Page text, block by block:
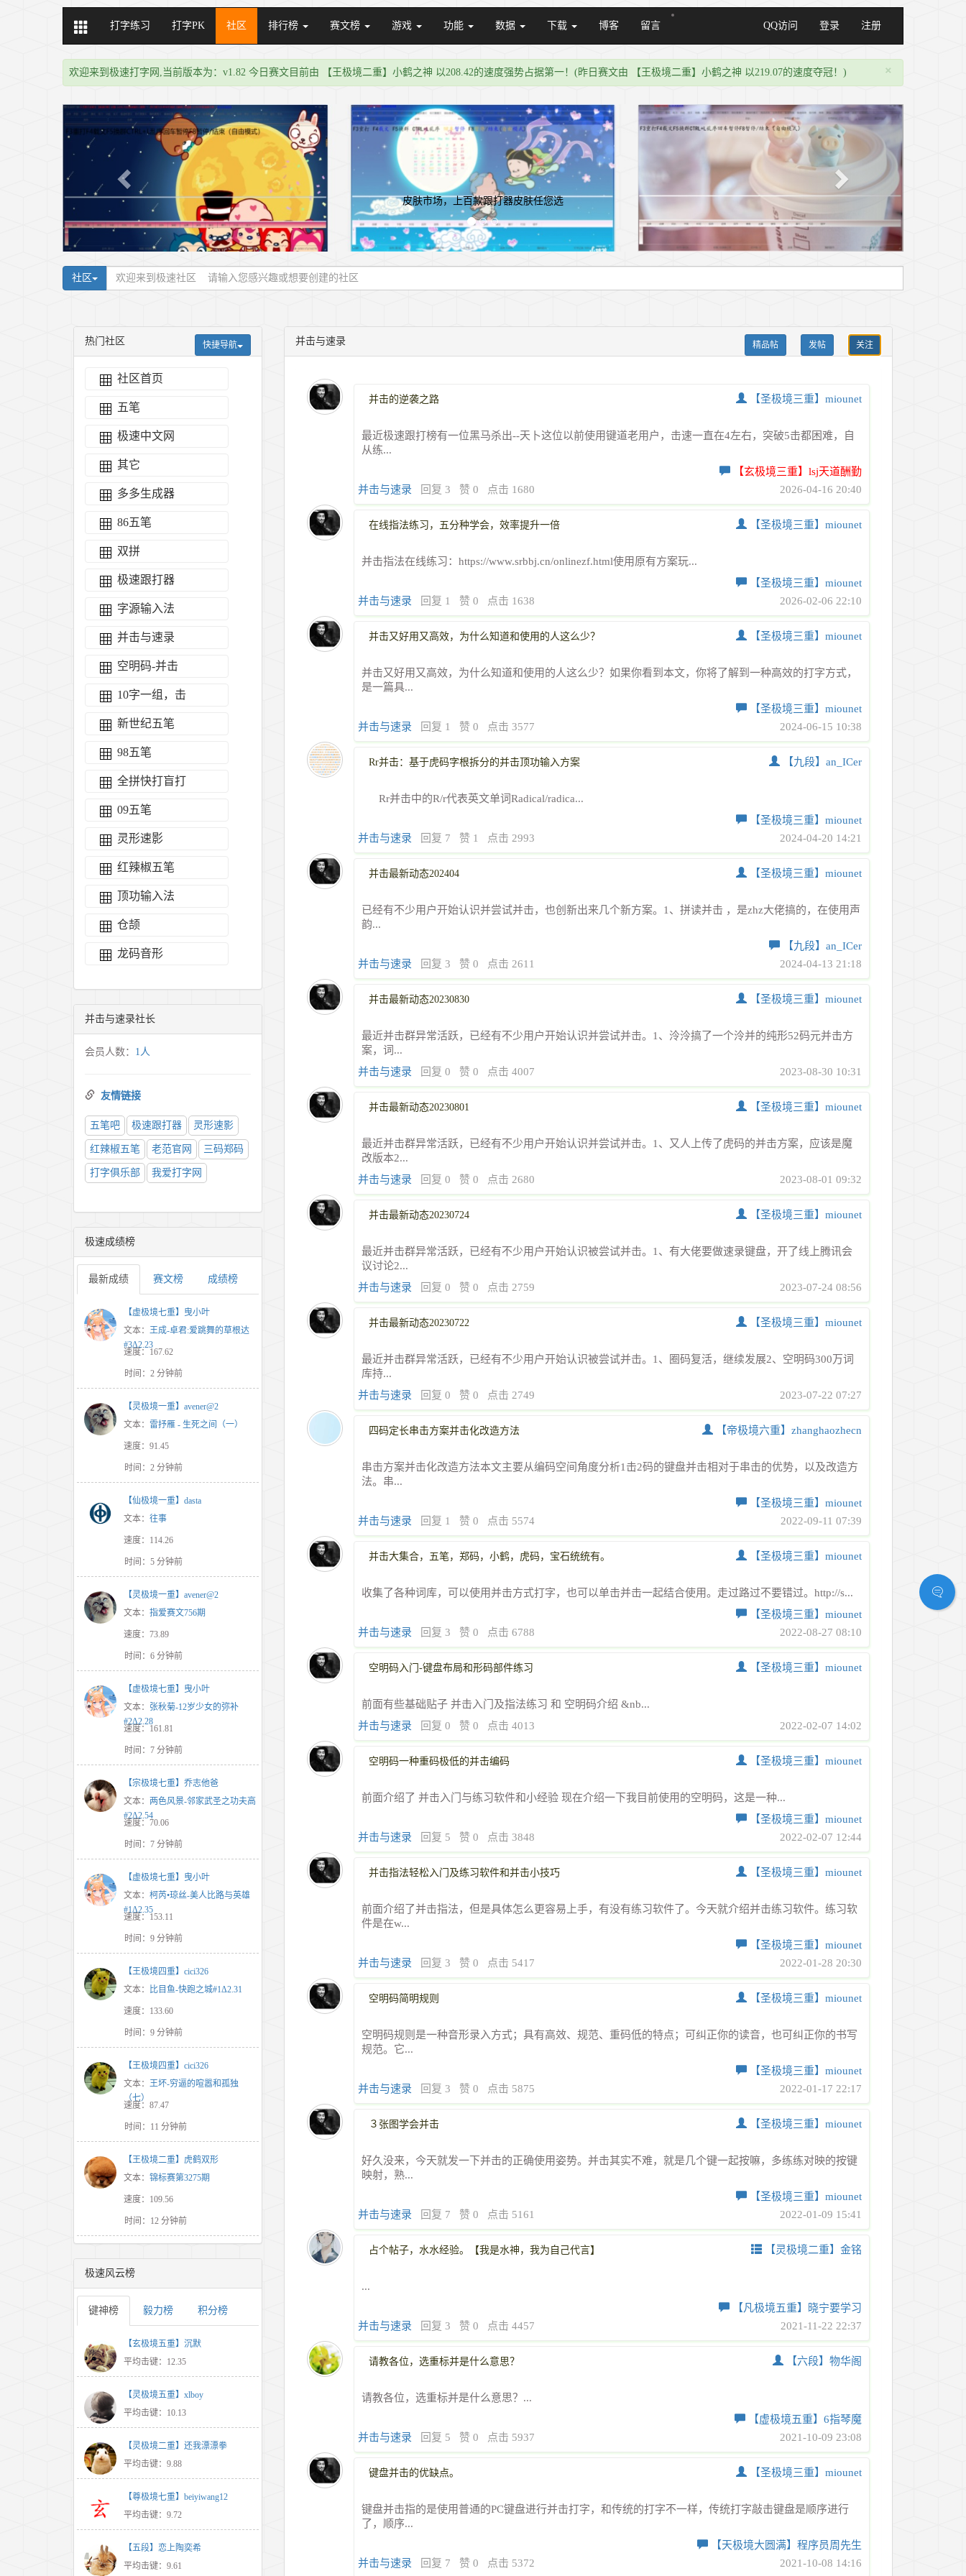
打字练习 打字PK 社区 排行榜 赛文榜 游戏 功能 数据 下载 博客 留言 注册
登录
QQ访问
×
欢迎来到极速打字网,当前版本为：v1.82 今日赛文目前由 【王极境二重】小鹤之神 以208.42的速度强势占据第一！(昨日赛文由 【王极境二重】小鹤之神 以219.07的速度夺冠！)
皮肤市场，上百款跟打器皮肤任您选
社区
热门社区 快捷导航
社区首页
五笔
极速中文网
其它
多多生成器
86五笔
双拼
极速跟打器
字源输入法
并击与速录
空明码-并击
10字一组，击
新世纪五笔
98五笔
全拼快打盲打
09五笔
灵形速影
红辣椒五笔
顶功输入法
仓颉
龙码音形
并击与速录社长
会员人数： 1人
友情链接
五笔吧 极速跟打器 灵形速影
红辣椒五笔 老范官网 三码郑码
打字俱乐部 我爱打字网
极速成绩榜
最新成绩 赛文榜 成绩榜
【虚极境七重】曳小叶
文本： 王成-卓君:爱跳舞的草根达
#3Δ2.23
速度：167.62
时间：2 分钟前
【灵极境一重】avener@2
文本： 雷抒雁 - 生死之间（一）
速度：91.45
时间：2 分钟前
【仙极境一重】dasta
文本： 往事
速度：114.26
时间：5 分钟前
【灵极境一重】avener@2
文本： 指爱赛文756期
速度：73.89
时间：6 分钟前
【虚极境七重】曳小叶
文本： 张秋菊-12岁少女的弥补
#2Δ2.28
速度：161.81
时间：7 分钟前
【宗极境七重】乔志他爸
文本： 两色风景-邻家武圣之功夫高
#2Δ2.54
速度：70.06
时间：7 分钟前
【虚极境七重】曳小叶
文本： 柯芮•琼丝-美人比路与英雄
#1Δ2.35
速度：153.11
时间：9 分钟前
【王极境四重】cici326
文本：
比目鱼-快跑之城#1Δ2.31
速度：133.60
时间：9 分钟前
【王极境四重】cici326
文本： 王坏-穷逼的喧嚣和孤独
（七）
速度：87.47
时间：11 分钟前
【王极境二重】虎鹤双形
文本： 锦标赛第3275期
速度：109.56
时间：12 分钟前
极速风云榜
键神榜 毅力榜 积分榜
【玄极境五重】沉默
平均击键：12.35
【灵极境五重】xlboy
平均击键：10.13
【灵极境二重】还我漂漂拳
平均击键：9.88
【尊极境七重】beiyiwang12
平均击键：9.72
【五段】恋上陶奕希
平均击键：9.61
并击与速录 关注
发帖
精品帖
并击的逆袭之路 【圣极境三重】miounet
最近极速跟打榜有一位黑马杀出--天卜这位以前使用键道老用户，击速一直在4左右，突破5击都困难，自
从练...
【玄极境三重】lsj天道酬勤
2026-04-16 20:40
并击与速录 回复 3 赞 0 点击 1680
在线指法练习，五分种学会，效率提升一倍 【圣极境三重】miounet
并击指法在线练习：https://www.srbbj.cn/onlinezf.html使用原有方案玩...
【圣极境三重】miounet
2026-02-06 22:10
并击与速录 回复 1 赞 0 点击 1638
并击又好用又高效，为什么知道和使用的人这么少？ 【圣极境三重】miounet
并击又好用又高效，为什么知道和使用的人这么少？如果你看到本文，你将了解到一种高效的打字方式，
是一篇具...
【圣极境三重】miounet
2024-06-15 10:38
并击与速录 回复 1 赞 0 点击 3577
Rr并击：基于虎码字根拆分的并击顶功输入方案 【九段】an_ICer
Rr并击中的R/r代表英文单词Radical/radica...
【圣极境三重】miounet
2024-04-20 14:21
并击与速录 回复 7 赞 1 点击 2993
并击最新动态202404 【圣极境三重】miounet
已经有不少用户开始认识并尝试并击，也创新出来几个新方案。1、拼读并击 ，是zhz大佬搞的，在使用声
韵...
【九段】an_ICer
2024-04-13 21:18
并击与速录 回复 3 赞 0 点击 2611
并击最新动态20230830 【圣极境三重】miounet
最近并击群异常活跃，已经有不少用户开始认识并尝试并击。1、泠泠搞了一个泠并的纯形52码元并击方
案，词...
2023-08-30 10:31
并击与速录 回复 0 赞 0 点击 4007
并击最新动态20230801 【圣极境三重】miounet
最近并击群异常活跃，已经有不少用户开始认识并尝试并击。1、又人上传了虎码的并击方案，应该是魔
改版本2...
2023-08-01 09:32
并击与速录 回复 0 赞 0 点击 2680
并击最新动态20230724 【圣极境三重】miounet
最近并击群异常活跃，已经有不少用户开始认识被尝试并击。1、有大佬要做速录键盘，开了线上腾讯会
议讨论2...
2023-07-24 08:56
并击与速录 回复 0 赞 0 点击 2759
并击最新动态20230722 【圣极境三重】miounet
最近并击群异常活跃，已经有不少用户开始认识被尝试并击。1、圈码复活，继续发展2、空明码300万词
库持...
2023-07-22 07:27
并击与速录 回复 0 赞 0 点击 2749
四码定长串击方案并击化改造方法 【帝极境六重】zhanghaozhecn
串击方案并击化改造方法本文主要从编码空间角度分析1击2码的键盘并击相对于串击的优势，以及改造方
法。串...
【圣极境三重】miounet
2022-09-11 07:39
并击与速录 回复 1 赞 0 点击 5574
并击大集合，五笔，郑码，小鹤，虎码，宝石统统有。 【圣极境三重】miounet
收集了各种词库，可以使用并击方式打字，也可以单击并击一起结合使用。走过路过不要错过。http://s...
【圣极境三重】miounet
2022-08-27 08:10
并击与速录 回复 3 赞 0 点击 6788
空明码入门-键盘布局和形码部件练习 【圣极境三重】miounet
前面有些基础贴子 并击入门及指法练习 和 空明码介绍 &nb...
2022-02-07 14:02
并击与速录 回复 0 赞 0 点击 4013
空明码一种重码极低的并击编码 【圣极境三重】miounet
前面介绍了 并击入门与练习软件和小经验 现在介绍一下我目前使用的空明码，这是一种...
【圣极境三重】miounet
2022-02-07 12:44
并击与速录 回复 5 赞 0 点击 3848
并击指法轻松入门及练习软件和并击小技巧 【圣极境三重】miounet
前面介绍了并击指法，但是具体怎么更容易上手，有没有练习软件了。今天就介绍并击练习软件。练习软
件是在w...
【圣极境三重】miounet
2022-01-28 20:30
并击与速录 回复 3 赞 0 点击 5417
空明码简明规则 【圣极境三重】miounet
空明码规则是一种音形录入方式；具有高效、规范、重码低的特点；可纠正你的读音，也可纠正你的书写
规范。它...
【圣极境三重】miounet
2022-01-17 22:17
并击与速录 回复 3 赞 0 点击 5875
３张图学会并击 【圣极境三重】miounet
好久没来，今天就发一下并击的正确使用姿势。并击其实不难，就是几个键一起按嘛，多练练对映的按键
映射，熟...
【圣极境三重】miounet
2022-01-09 15:41
并击与速录 回复 7 赞 0 点击 5161
占个帖子，水水经验。【我是水神，我为自己代言】 【灵极境二重】金铭
...
【凡极境五重】晓宁要学习
2021-11-22 22:37
并击与速录 回复 3 赞 0 点击 4457
请教各位，选重标并是什么意思？ 【六段】物华阁
请教各位，选重标并是什么意思？...
【虚极境五重】6指琴魔
2021-10-09 23:08
并击与速录 回复 5 赞 0 点击 5937
键盘并击的优缺点。 【圣极境三重】miounet
键盘并击指的是使用普通的PC键盘进行并击打字，和传统的打字不一样，传统打字敲击键盘是顺序进行
了，顺序...
【天极境大圆满】程序员周先生
2021-10-08 14:16
并击与速录 回复 7 赞 0 点击 5372